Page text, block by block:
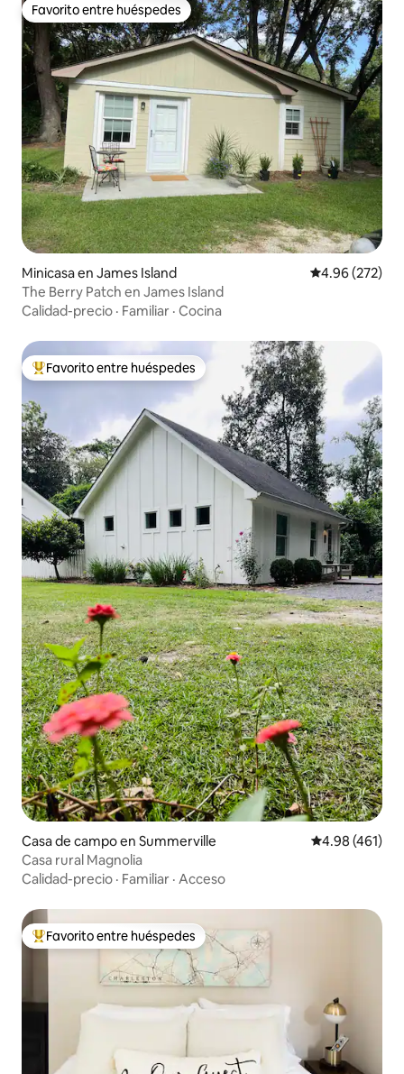
Favorito entre huéspedes
Favorito entre huéspedes
Minicasa en James Island Calificación
4.96 (272)
The Berry Patch en James Island
Calidad-precio · Familiar · Cocina
Favorito entre huéspedes preferido
Favorito entre huéspedes
Casa de campo en Summerville Calificación
4.98 (461)
Casa rural Magnolia
Calidad-precio · Familiar · Acceso
Favorito entre huéspedes preferido
Favorito entre huéspedes